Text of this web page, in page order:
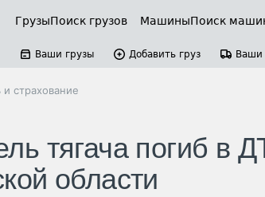
ГрузыПоиск грузов МашиныПоиск
Ваши грузы Добавить груз
страхование
тягача погиб в
области